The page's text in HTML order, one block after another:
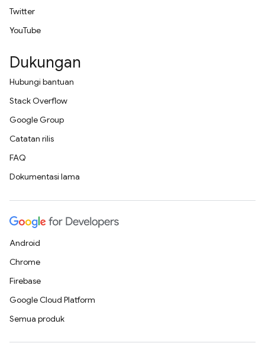
Twitter
YouTube
Dukungan
Hubungi bantuan
Stack Overflow
Google Group
Catatan rilis
FAQ
Dokumentasi lama
Android
Chrome
Firebase
Google Cloud Platform
Semua produk